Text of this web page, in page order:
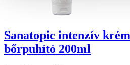
Sanatopic intenzív
bőrpuhító 200ml